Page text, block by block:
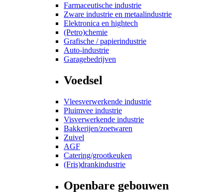
Farmaceutische industrie
Zware industrie en metaalindustrie
Elektronica en hightech
(Petro)chemie
Grafische / papierindustrie
Auto-industrie
Garagebedrijven
Voedsel
Vleesverwerkende industrie
Pluimvee industrie
Visverwerkende industrie
Bakkerijen/zoetwaren
Zuivel
AGF
Catering/grootkeuken
(Fris)drankindustrie
Openbare gebouwen